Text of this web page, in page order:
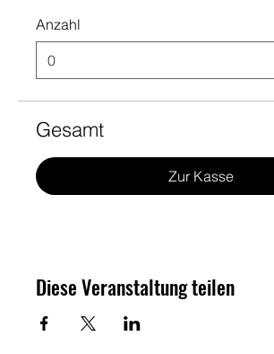
Anzahl
Gesamt
Zur Kasse
Diese Veranstaltung teilen